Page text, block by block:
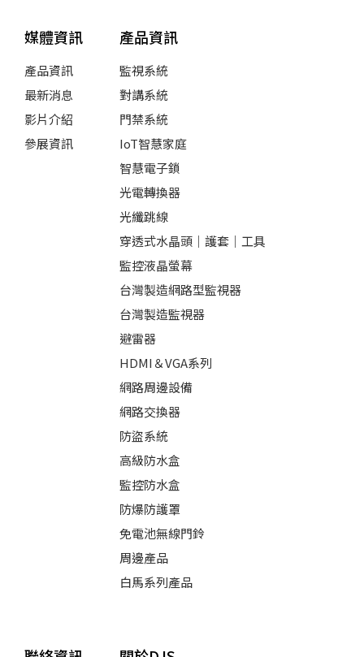
媒體資訊
產品資訊
最新消息
影片介紹
參展資訊
產品資訊
監視系統
對講系統
門禁系統
IoT智慧家庭
智慧電子鎖
光電轉換器
光纖跳線
穿透式水晶頭｜護套｜工具
監控液晶螢幕
台灣製造網路型監視器
台灣製造監視器
避雷器
HDMI＆VGA系列
網路周邊設備
網路交換器
防盜系統
高級防水盒
監控防水盒
防爆防護罩
免電池無線門鈴
周邊產品
白馬系列產品